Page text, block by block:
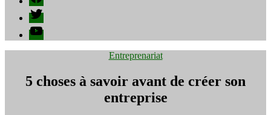
Twitter
YouTube
Catégories
Entreprenariat
5 choses à savoir avant de créer son
entreprise